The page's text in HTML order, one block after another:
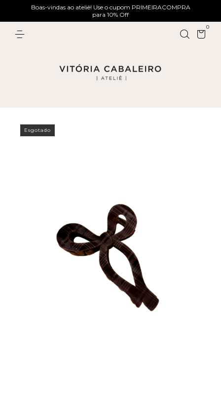
Boas-vindas ao ateliê! Use o cupom PRIMEIRACOMPRA
para 10% Off
0
Esgotado